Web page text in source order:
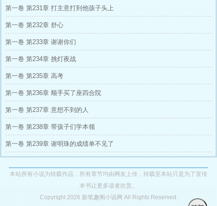
第一卷 第231章 打主意打到他孩子头上
第一卷 第232章 舒心
第一卷 第233章 谢谢你们
第一卷 第234章 挑灯夜战
第一卷 第235章 高考
第一卷 第236章 顺手买了座四合院
第一卷 第237章 意想不到的人
第一卷 第238章 带孩子们学本领
第一卷 第239章 谢明珠的成绩单不见了
本站所有小说为转载作品，所有章节均由网友上传，转载至本站只是为了宣传
本书让更多读者欣赏。
Copyright 2026 新笔趣阁小说网 All Rights Reserved.